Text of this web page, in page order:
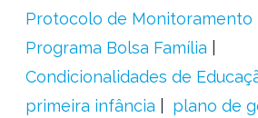
Protocolo de Monitoramento
Programa Bolsa Família
Condicionalidades de
primeira infância
plano de